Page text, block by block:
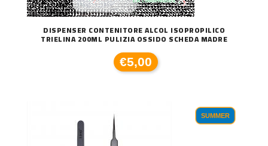
DISPENSER CONTENITORE ALCOL ISOPROPILICO
TRIELINA 200ML PULIZIA OSSIDO SCHEDA MADRE
€5,00
SUMMER